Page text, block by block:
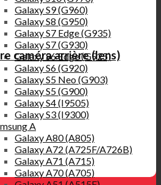
Galaxy S9 (G960)
Galaxy S8 (G950)
Galaxy S7 Edge (G935)
Galaxy S7 (G930)
Galaxy S6 Edge (G925)
Galaxy S6 (G920)
Galaxy S5 Neo (G903)
Galaxy S5 (G900)
Galaxy S4 (I9505)
Galaxy S3 (I9300)
A
Galaxy A80 (A805)
Galaxy A72 (A725F/A726B)
Galaxy A71 (A715)
Galaxy A70 (A705)
caméra arrière (lens)